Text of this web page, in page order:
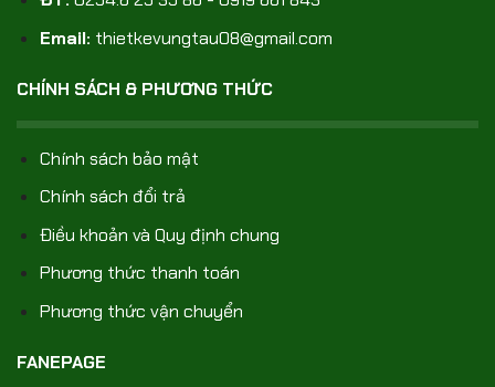
Email: thietkevungtau08@gmail.com
CHÍNH SÁCH & PHƯƠNG THỨC
Chính sách bảo mật
Chính sách đổi trả
Điều khoản và Quy định chung
Phương thức thanh toán
Phương thức vận chuyển
FANEPAGE